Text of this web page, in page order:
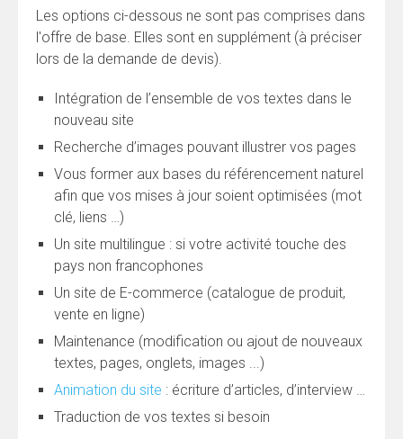
Les options ci-dessous ne sont pas comprises dans
l'offre de base. Elles sont en supplément (à préciser
lors de la demande de devis).
Intégration de l’ensemble de vos textes dans le
nouveau site
Recherche d’images pouvant illustrer vos pages
Vous former aux bases du référencement naturel
afin que vos mises à jour soient optimisées (mot
clé, liens …)
Un site multilingue : si votre activité touche des
pays non francophones
Un site de E-commerce (catalogue de produit,
vente en ligne)
Maintenance (modification ou ajout de nouveaux
textes, pages, onglets, images ...)
Animation du site : écriture d’articles, d’interview …
Traduction de vos textes si besoin